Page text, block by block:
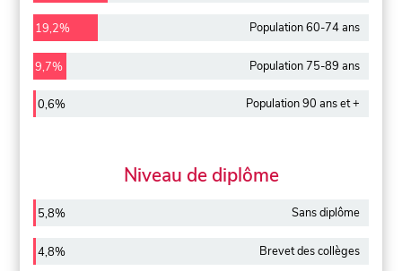
19,2% Population 60-74 ans
9,7% Population 75-89 ans
0,6% Population 90 ans et +
Niveau de diplôme
5,8% Sans diplôme
4,8% Brevet des collèges